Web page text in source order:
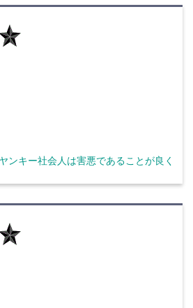
ンキー社会人は害悪であることが良く